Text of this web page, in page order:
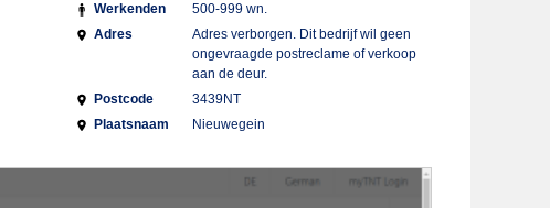
Werkenden
500-999 wn.
Adres
Adres verborgen. Dit bedrijf wil geen
ongevraagde postreclame of verkoop
aan de deur.
Postcode
3439NT
Plaatsnaam
Nieuwegein